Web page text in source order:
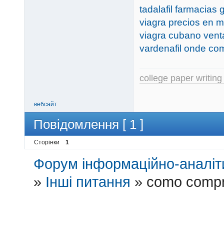
tadalafil farmacias
viagra precios en
viagra cubano
vardenafil onde
college paper
вебсайт
Повідомлення [ 1 ]
Сторінки 1
Форум інформаційно-
» Інші питання » como